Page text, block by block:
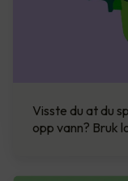
Visste du at du
opp vann? Bruk